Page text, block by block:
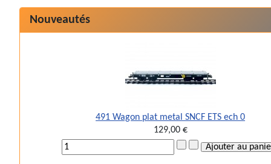
Nouveautés
491 Wagon plat metal SNCF ETS ech 0
129,00 €